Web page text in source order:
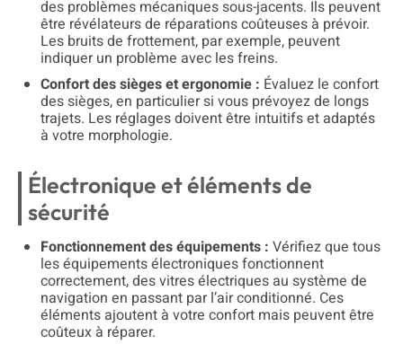
des problèmes mécaniques sous-jacents. Ils peuvent
être révélateurs de réparations coûteuses à prévoir.
Les bruits de frottement, par exemple, peuvent
indiquer un problème avec les freins.
Confort des sièges et ergonomie : Évaluez le confort
des sièges, en particulier si vous prévoyez de longs
trajets. Les réglages doivent être intuitifs et adaptés
à votre morphologie.
Électronique et éléments de
sécurité
Fonctionnement des équipements : Vérifiez que tous
les équipements électroniques fonctionnent
correctement, des vitres électriques au système de
navigation en passant par l’air conditionné. Ces
éléments ajoutent à votre confort mais peuvent être
coûteux à réparer.